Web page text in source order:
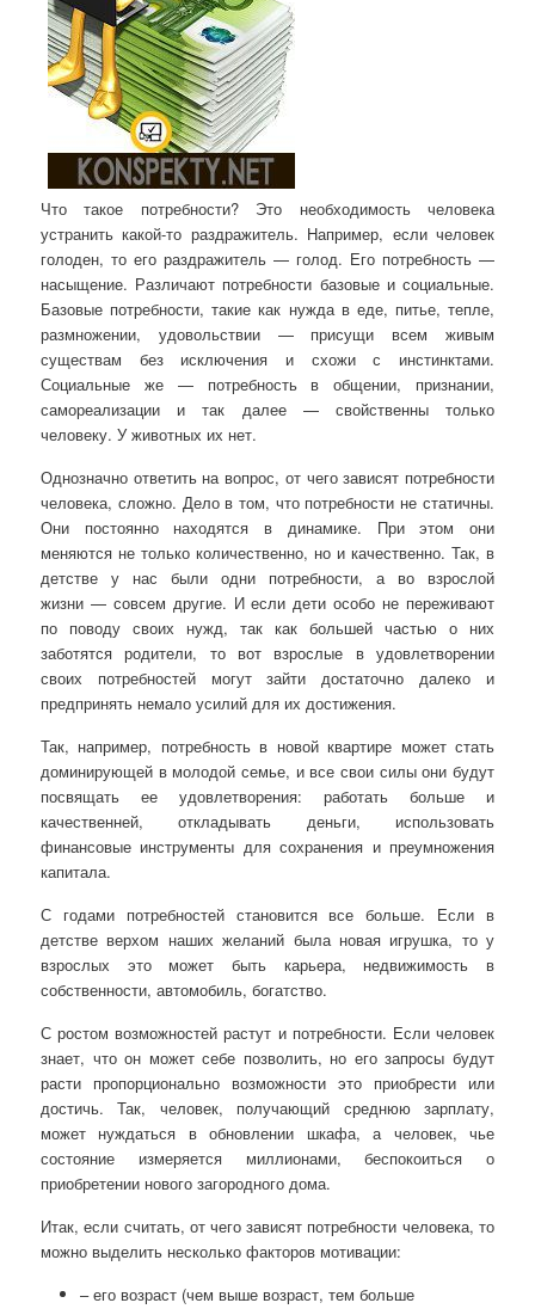
Что такое потребности? Это необходимость человека
устранить какой-то раздражитель. Например, если человек
голоден, то его раздражитель — голод. Его потребность —
насыщение. Различают потребности базовые и социальные.
Базовые потребности, такие как нужда в еде, питье, тепле,
размножении, удовольствии — присущи всем живым
существам без исключения и схожи с инстинктами.
Социальные же — потребность в общении, признании,
самореализации и так далее — свойственны только
человеку. У животных их нет.
Однозначно ответить на вопрос, от чего зависят потребности
человека, сложно. Дело в том, что потребности не статичны.
Они постоянно находятся в динамике. При этом они
меняются не только количественно, но и качественно. Так, в
детстве у нас были одни потребности, а во взрослой
жизни — совсем другие. И если дети особо не переживают
по поводу своих нужд, так как большей частью о них
заботятся родители, то вот взрослые в удовлетворении
своих потребностей могут зайти достаточно далеко и
предпринять немало усилий для их достижения.
Так, например, потребность в новой квартире может стать
доминирующей в молодой семье, и все свои силы они будут
посвящать ее удовлетворения: работать больше и
качественней, откладывать деньги, использовать
финансовые инструменты для сохранения и преумножения
капитала.
С годами потребностей становится все больше. Если в
детстве верхом наших желаний была новая игрушка, то у
взрослых это может быть карьера, недвижимость в
собственности, автомобиль, богатство.
С ростом возможностей растут и потребности. Если человек
знает, что он может себе позволить, но его запросы будут
расти пропорционально возможности это приобрести или
достичь. Так, человек, получающий среднюю зарплату,
может нуждаться в обновлении шкафа, а человек, чье
состояние измеряется миллионами, беспокоиться о
приобретении нового загородного дома.
Итак, если считать, от чего зависят потребности человека, то
можно выделить несколько факторов мотивации:
– его возраст (чем выше возраст, тем больше